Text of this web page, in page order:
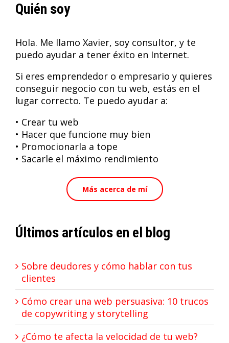
Quién soy
Hola. Me llamo Xavier, soy consultor, y te
puedo ayudar a tener éxito en Internet.
Si eres emprendedor o empresario y quieres
conseguir negocio con tu web, estás en el
lugar correcto. Te puedo ayudar a:
• Crear tu web
• Hacer que funcione muy bien
• Promocionarla a tope
• Sacarle el máximo rendimiento
Más acerca de mí
Últimos artículos en el blog
Sobre deudores y cómo hablar con tus
clientes
Cómo crear una web persuasiva: 10 trucos
de copywriting y storytelling
¿Cómo te afecta la velocidad de tu web?